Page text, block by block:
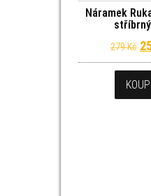
Náramek
279Kč